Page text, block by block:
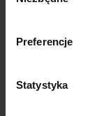
Preferencje
Statystyka